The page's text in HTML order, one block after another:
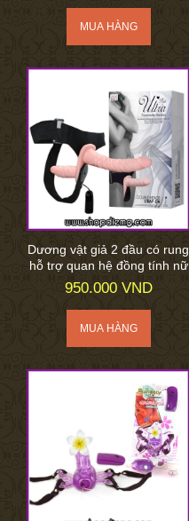
Dương vật giả 2 đầu có rung
hỗ trợ quan hệ đồng tính nữ
950.000 VND